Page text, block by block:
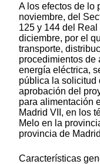
A los efectos de lo
noviembre, del
125 y 144 del
diciembre, por el
transporte,
procedimientos de
energía eléctrica,
pública la solicitud
aprobación del
para alimentación
Madrid VII, en los
Melo en la
provincia de
Características